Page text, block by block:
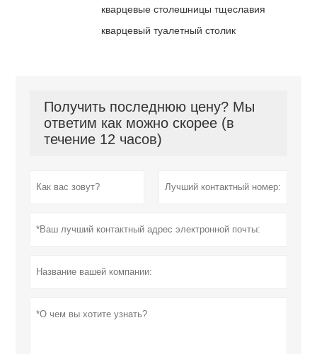
кварцевые столешницы тщеславия
кварцевый туалетный столик
Получить последнюю цену? Мы
ответим как можно скорее (в
течение 12 часов)